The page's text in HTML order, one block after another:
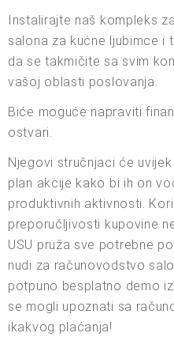
Instalirajte naš kompleks
salona za kućne ljubimce
da se takmičite sa svim
vašoj oblasti poslovanja.
Biće moguće napraviti
ostvari.
Njegovi stručnjaci će
plan akcije kako bi ih on
produktivnih aktivnosti.
preporučljivosti kupovine
USU pruža sve potrebne
nudi za računovodstvo
potpuno besplatno demo
se mogli upoznati sa
ikakvog plaćanja!